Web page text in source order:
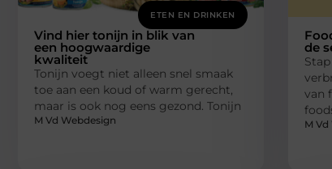
ETEN EN DRINKEN
Vind hier tonijn in blik van
een hoogwaardige
kwaliteit
Tonijn voegt niet alleen snel smaak
toe aan een koud of warm gerecht,
maar is ook nog eens gezond. Tonijn
M Vd Webdesign
de
van
M